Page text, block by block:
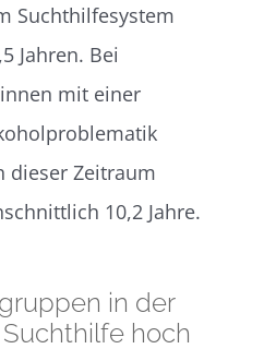
Suchthilfesystem
Jahren. Bei
mit einer
dieser Zeitraum
10,2 Jahre.
in der
hoch